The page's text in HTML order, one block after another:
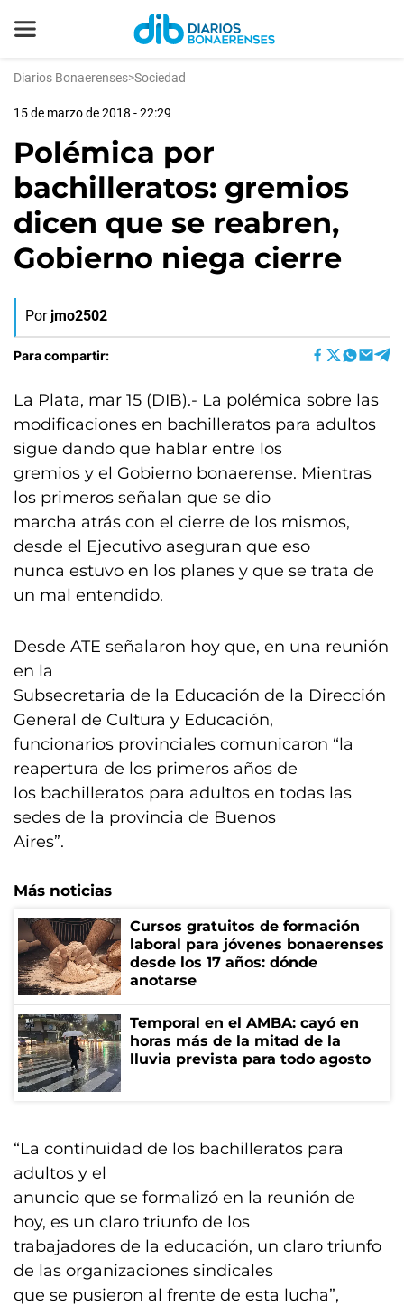
Diarios Bonaerenses>Sociedad
15 de marzo de 2018 - 22:29
Polémica por
bachilleratos: gremios
dicen que se reabren,
Gobierno niega cierre
Por jmo2502
Para compartir:
La Plata, mar 15 (DIB).- La polémica sobre las
modificaciones en bachilleratos para adultos
sigue dando que hablar entre los
gremios y el Gobierno bonaerense. Mientras
los primeros señalan que se dio
marcha atrás con el cierre de los mismos,
desde el Ejecutivo aseguran que eso
nunca estuvo en los planes y que se trata de
un mal entendido.
Desde ATE señalaron hoy que, en una reunión
en la
Subsecretaria de la Educación de la Dirección
General de Cultura y Educación,
funcionarios provinciales comunicaron “la
reapertura de los primeros años de
los bachilleratos para adultos en todas las
sedes de la provincia de Buenos
Aires”.
Más noticias
Cursos gratuitos de formación
laboral para jóvenes bonaerenses
desde los 17 años: dónde
anotarse
Temporal en el AMBA: cayó en
horas más de la mitad de la
lluvia prevista para todo agosto
“La continuidad de los bachilleratos para
adultos y el
anuncio que se formalizó en la reunión de
hoy, es un claro triunfo de los
trabajadores de la educación, un claro triunfo
de las organizaciones sindicales
que se pusieron al frente de esta lucha”,